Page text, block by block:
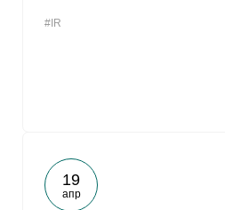
#IR
19
апр